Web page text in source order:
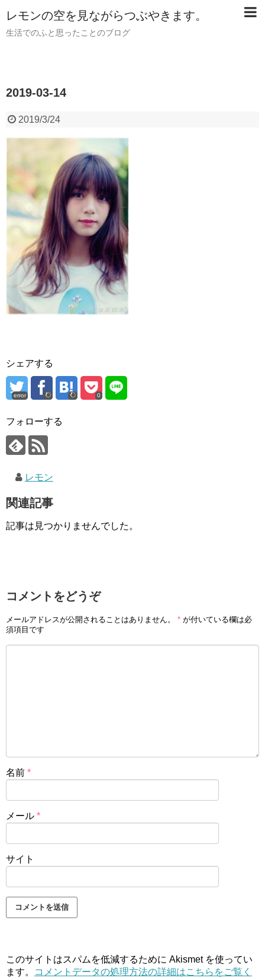
レモンの空を見ながらつぶやきます。
生活でのふと思ったことのブログ
2019-03-14
2019/3/24
シェアする
error 0
フォローする
レモン
関連記事
記事は見つかりませんでした。
コメントをどうぞ
メールアドレスが公開されることはありません。 * が付いている欄は必
須項目です
名前 *
メール *
サイト
このサイトはスパムを低減するために Akismet を使ってい
ます。
コメントデータの処理方法の詳細はこちらをご覧く